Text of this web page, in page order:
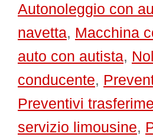
Autonoleggio con
navetta, Macchina
auto con autista,
conducente,
Preventivi
servizio limousine,